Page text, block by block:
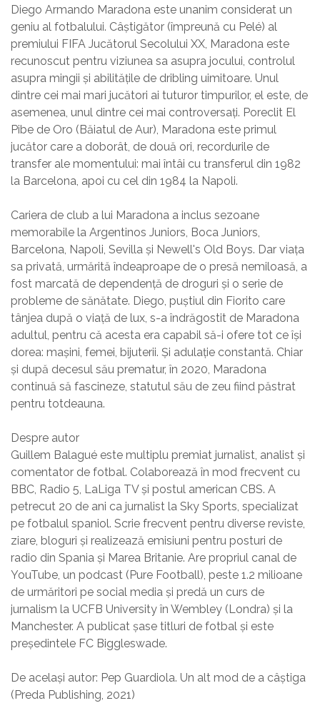
Diego Armando Maradona este unanim considerat un
geniu al fotbalului. Câștigător (împreună cu Pelé) al
premiului FIFA Jucătorul Secolului XX, Maradona este
recunoscut pentru viziunea sa asupra jocului, controlul
asupra mingii și abilitățile de dribling uimitoare. Unul
dintre cei mai mari jucători ai tuturor timpurilor, el este, de
asemenea, unul dintre cei mai controversați. Poreclit El
Pibe de Oro (Băiatul de Aur), Maradona este primul
jucător care a doborât, de două ori, recordurile de
transfer ale momentului: mai întâi cu transferul din 1982
la Barcelona, apoi cu cel din 1984 la Napoli.
Cariera de club a lui Maradona a inclus sezoane
memorabile la Argentinos Juniors, Boca Juniors,
Barcelona, Napoli, Sevilla și Newell's Old Boys. Dar viața
sa privată, urmărită îndeaproape de o presă nemiloasă, a
fost marcată de dependență de droguri și o serie de
probleme de sănătate. Diego, puștiul din Fiorito care
tânjea după o viață de lux, s-a îndrăgostit de Maradona
adultul, pentru că acesta era capabil să-i ofere tot ce își
dorea: mașini, femei, bijuterii. Și adulație constantă. Chiar
și după decesul său prematur, în 2020, Maradona
continuă să fascineze, statutul său de zeu fiind păstrat
pentru totdeauna.
Despre autor
Guillem Balagué este multiplu premiat jurnalist, analist și
comentator de fotbal. Colaborează în mod frecvent cu
BBC, Radio 5, LaLiga TV și postul american CBS. A
petrecut 20 de ani ca jurnalist la Sky Sports, specializat
pe fotbalul spaniol. Scrie frecvent pentru diverse reviste,
ziare, bloguri și realizează emisiuni pentru posturi de
radio din Spania și Marea Britanie. Are propriul canal de
YouTube, un podcast (Pure Football), peste 1.2 milioane
de urmăritori pe social media și predă un curs de
jurnalism la UCFB University în Wembley (Londra) și la
Manchester. A publicat șase titluri de fotbal și este
președintele FC Biggleswade.
De același autor: Pep Guardiola. Un alt mod de a câștiga
(Preda Publishing, 2021)